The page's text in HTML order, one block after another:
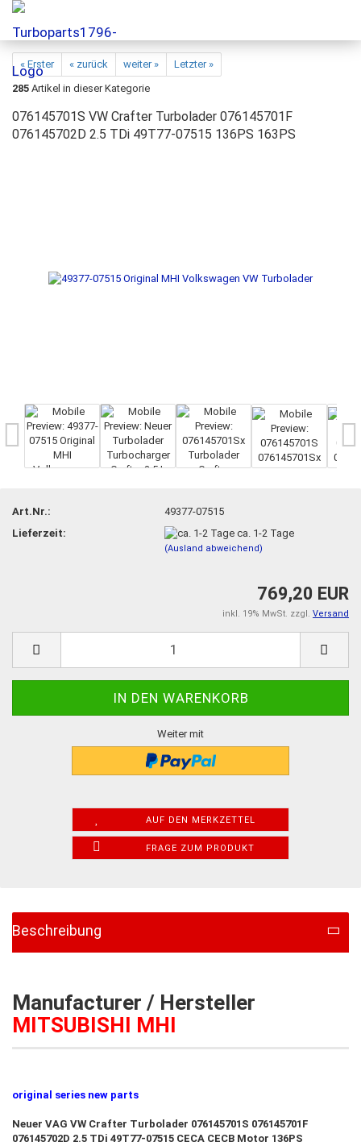
« Erster « zurück weiter »
Letzter »
285 Artikel in dieser Kategorie
076145701S VW Crafter Turbolader 076145701F
076145702D 2.5 TDi 49T77-07515 136PS 163PS
Art.Nr.:
49377-07515
Lieferzeit:
ca. 1-2 Tage
(Ausland abweichend)
769,20 EUR
inkl. 19% MwSt. zzgl. Versand
Weiter mit
AUF DEN MERKZETTEL
FRAGE ZUM PRODUKT
Beschreibung
Manufacturer / Hersteller
MITSUBISHI MHI
original series new parts
Neuer VAG VW Crafter Turbolader 076145701S 076145701F
076145702D 2.5 TDi 49T77-07515 CECA CECB Motor 136PS